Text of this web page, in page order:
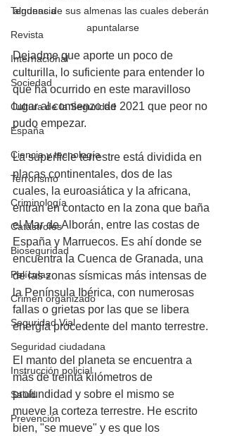
Tendencia
Revista
Internacional
Sociedad
Cultura de la Seguridad
España
Ciencia y tecnología
Terrorismo
Criminología
Catástrofes
Bioseguridad
Películas
Crimen organizado
Seguridad Vial
Seguridad ciudadana
Instrucción policial
Salud
Prevención
algunas de sus almenas las cuales deberán
apuntalarse
Dejadme que aporte un poco de
culturilla, lo suficiente para entender lo
que ha ocurrido en este maravilloso
lugar al comienzo de 2021 que peor no
pudo empezar.
La superficie terrestre está dividida en
placas continentales, dos de las
cuales, la euroasiática y la africana,
entran en contacto en la zona que baña
el Mar de Alborán, entre las costas de
España y Marruecos. Es ahí donde se
encuentra la Cuenca de Granada, una
de las zonas sísmicas más intensas de
la Península Ibérica, con numerosas
fallas o grietas por las que se libera
energía procedente del manto terrestre.
El manto del planeta se encuentra a
más de treinta kilómetros de
profundidad y sobre el mismo se
mueve la corteza terrestre. He escrito
bien, "se mueve" y es que los